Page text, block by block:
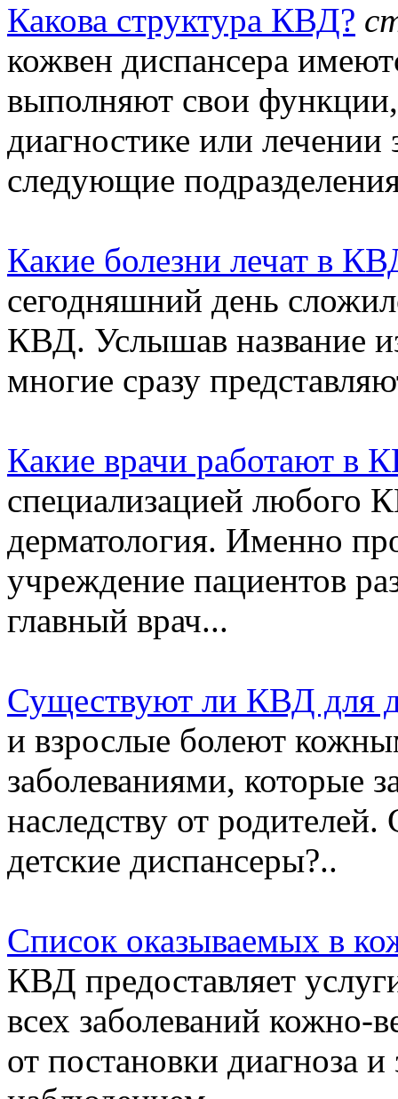
Какова структура КВД?
кожвен диспансера
выполняют свои
диагностике или
следующие
Какие болезни лечат в
сегодняшний день
КВД. Услышав название
многие сразу
Какие врачи работают в
специализацией любого
дерматология. Именно
учреждение пациентов
главный врач...
Существуют ли КВД для
и взрослые болеют
заболеваниями, которые
наследству от
детские диспансеры?..
Список оказываемых в
КВД предоставляет
всех заболеваний кожно-
от постановки диагноза